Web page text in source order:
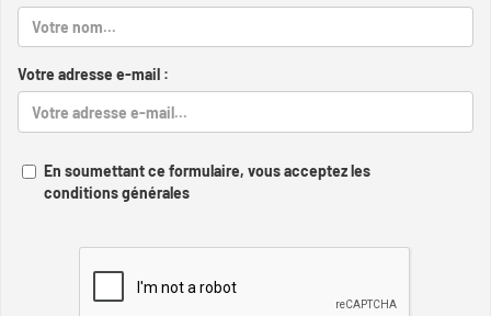
Votre adresse e-mail :
En soumettant ce formulaire, vous acceptez les
conditions générales